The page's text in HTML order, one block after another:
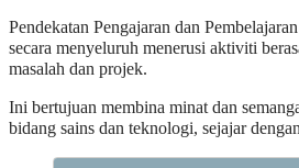
Pendekatan Pengajaran dan
secara menyeluruh menerusi aktiviti
masalah dan projek.
Ini bertujuan membina minat dan
bidang sains dan teknologi, sejajar